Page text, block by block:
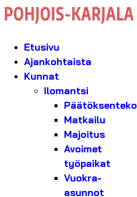
Etusivu
Ajankohtaista
Kunnat
Ilomantsi
Päätöksenteko
Matkailu
Majoitus
Avoimet
työpaikat
Vuokra-
asunnot